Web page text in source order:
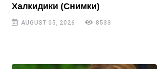
Халкидики (Снимки)
AUGUST 05, 2026 8533